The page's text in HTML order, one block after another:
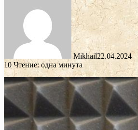
Mikhail22.04.2024
10 Чтение: одна минута